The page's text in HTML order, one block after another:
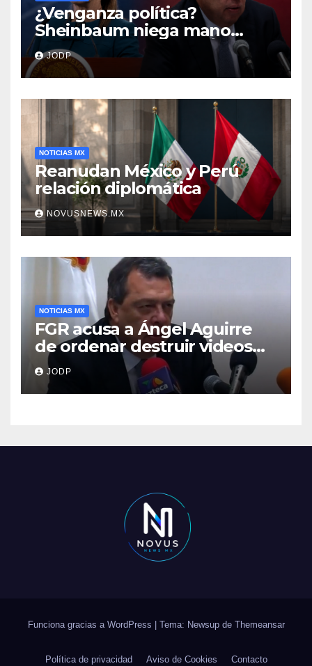
¿Venganza política?
Sheinbaum niega mano
negra en captura de Ángel
Aguirre
JODP
NOTICIAS MX
Reanudan México y Perú
relación diplomática
NOVUSNEWS.MX
NOTICIAS MX
FGR acusa a Ángel Aguirre
de ordenar destruir videos
clave del caso Ayotzinapa
JODP
Funciona gracias a WordPress Tema: Newsup de Themeansar
Política de privacidad Aviso de Cookies Contacto